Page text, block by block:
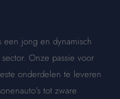
een jong en dynamisch
Onze passie voor
onderdelen te leveren
tot zware